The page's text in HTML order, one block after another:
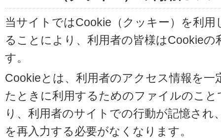
当サイトではCookie（クッキー）を利
ることにより、利用者の皆様はCookie
す。
Cookieとは、利用者のアクセス情報を
たときに利用するためのファイルのこ
り、利用者のサイトでの行動が記憶さ
を再入力する必要がなくなります。